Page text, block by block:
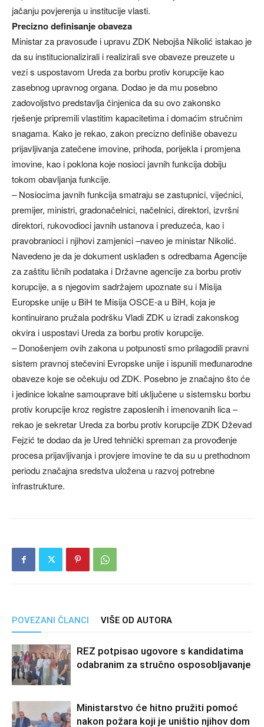
jačanju povjerenja u institucije vlasti.
Precizno definisanje obaveza
Ministar za pravosuđe i upravu ZDK Nebojša Nikolić istakao je
da su institucionalizirali i realizirali sve obaveze preuzete u
vezi s uspostavom Ureda za borbu protiv korupcije kao
zasebnog upravnog organa. Dodao je da mu posebno
zadovoljstvo predstavlja činjenica da su ovo zakonsko
rješenje pripremili vlastitim kapacitetima i domaćim stručnim
snagama. Kako je rekao, zakon precizno definiše obavezu
prijavljivanja zatečene imovine, prihoda, porijekla i promjena
imovine, kao i poklona koje nosioci javnih funkcija dobiju
tokom obavljanja funkcije.
– Nosiocima javnih funkcija smatraju se zastupnici, vijećnici,
premijer, ministri, gradonačelnici, načelnici, direktori, izvršni
direktori, rukovodioci javnih ustanova i preduzeća, kao i
pravobranioci i njihovi zamjenici –naveo je ministar Nikolić.
Navedeno je da je dokument usklađen s odredbama Agencije
za zaštitu ličnih podataka i Državne agencije za borbu protiv
korupcije, a s njegovim sadržajem upoznate su i Misija
Europske unije u BiH te Misija OSCE-a u BiH, koja je
kontinuirano pružala podršku Vladi ZDK u izradi zakonskog
okvira i uspostavi Ureda za borbu protiv korupcije.
– Donošenjem ovih zakona u potpunosti smo prilagodili pravni
sistem pravnoj stečevini Evropske unije i ispunili međunarodne
obaveze koje se očekuju od ZDK. Posebno je značajno što će
i jedinice lokalne samouprave biti uključene u sistemsku borbu
protiv korupcije kroz registre zaposlenih i imenovanih lica –
rekao je sekretar Ureda za borbu protiv korupcije ZDK Dževad
Fejzić te dodao da je Ured tehnički spreman za provođenje
procesa prijavljivanja i provjere imovine te da su u prethodnom
periodu značajna sredstva uložena u razvoj potrebne
infrastrukture.
POVEZANI ČLANCI VIŠE OD AUTORA
REZ potpisao ugovore s kandidatima
odabranim za stručno osposobljavanje
Ministarstvo će hitno pružiti pomoć
nakon požara koji je uništio njihov dom